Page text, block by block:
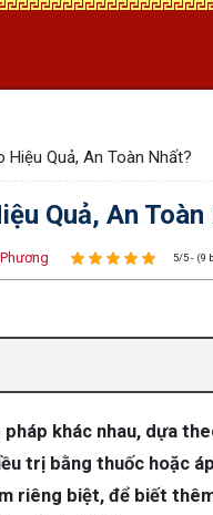
Hiệu Quả, An Toàn Nhất?
Quả, An
5/5 - (9
khác nhau, dựa
trị bằng thuốc hoặc
riêng biệt, để biết